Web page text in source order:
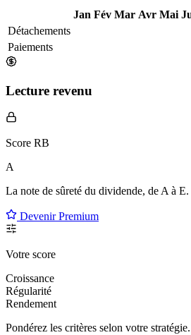
Jan Fév Mar Avr Mai
Détachements
Paiements
Lecture revenu
Score RB
A
La note de sûreté du dividende, de A à E.
Devenir Premium
Votre score
Croissance
Régularité
Rendement
Pondérez les critères selon votre stratégie.